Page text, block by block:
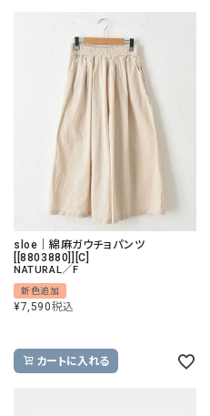
sloe｜綿麻ガウチョパンツ
[[8803880]][C]
NATURAL／F
新色追加
¥7,590税込
カートに入れる